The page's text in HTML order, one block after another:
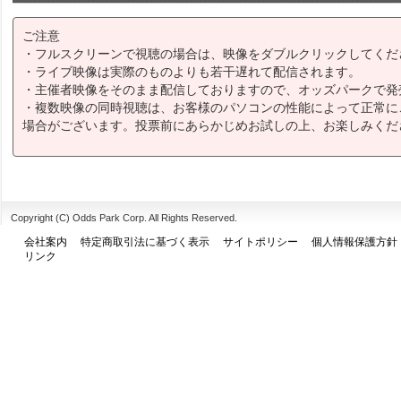
ご注意
・フルスクリーンで視聴の場合は、映像をダブルクリックしてく
・ライブ映像は実際のものよりも若干遅れて配信されます。
・主催者映像をそのまま配信しておりますので、オッズパークで
・複数映像の同時視聴は、お客様のパソコンの性能によって正常
場合がございます。投票前にあらかじめお試しの上、お楽しみく
Copyright (C) Odds Park Corp. All Rights Reserved.
会社案内 特定商取引法に基づく表示 サイトポリシー
個人情報保護方針
リンク